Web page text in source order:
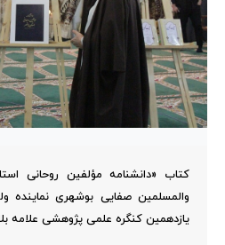
کتاب «دانشنامه مؤلفین روحانی
والمسلمین صفایی بوشهری نماینده
یازدهمین کنگره علمی پژوهشی علامه